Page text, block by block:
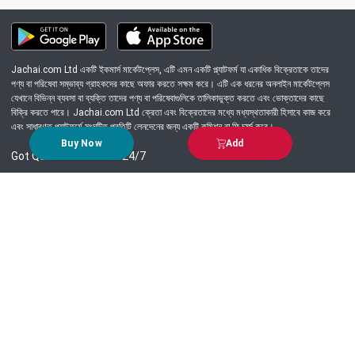
Buy Now Add
Jachai.com Ltd একটি ইকমার্স মার্কেটপ্লেস, এটি এমন একটি প্ল্যাটফর্ম যা একাধিক বিক্রেতাকে তাদের
পণ্য বা পরিষেবা সম্ভাব্য গ্রাহকদের কাছে অফার করতে সক্ষম করে। এটি এক ধরনের অনলাইন মার্কেটপ্লেস
যেখানে বিভিন্ন ব্যবসা বা ব্যক্তি তাদের পণ্য বা পরিষেবাগুলিকে তালিকাভুক্ত করতে এবং ভোক্তাদের কাছে
বিক্রি করতে পারে। Jachai.com Ltd ক্রেতা এবং বিক্রেতাদের মধ্যে মধ্যস্থতাকারী হিসাবে কাজ করে
এবং সাধারণত প্ল্যাটফর্মে সংঘটিত প্রতিটি লেনদেনের জন্য একটি কমিশন বা ফি চার্জ করে।
Got Question? Call us 24/7